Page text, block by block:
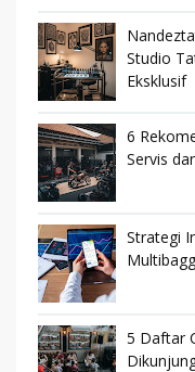
Studio
Eksklusif
6
Servis
Strategi
5 Daftar